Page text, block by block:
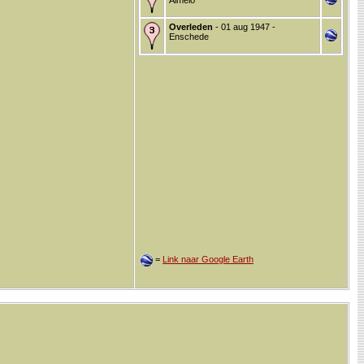
Overleden - 01 aug 1947 -
Enschede
= Link naar Google Earth